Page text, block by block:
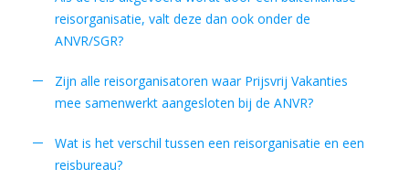
reisorganisatie, valt deze dan ook onder de
ANVR/SGR?
Zijn alle reisorganisatoren waar Prijsvrij Vakanties
mee samenwerkt aangesloten bij de ANVR?
Wat is het verschil tussen een reisorganisatie en een
reisbureau?